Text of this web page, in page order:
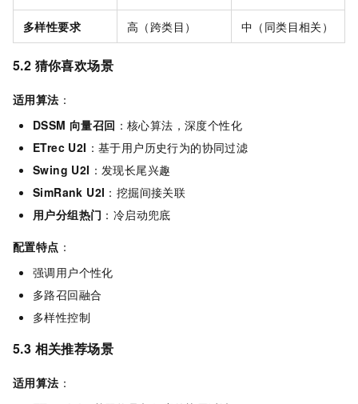
多样性要求 高（跨类目） 中（同类目相关）
5.2 猜你喜欢场景
适用算法 ：
DSSM 向量召回 ：核心算法，深度个性化
ETrec U2I ：基于用户历史行为的协同过滤
Swing U2I ：发现长尾兴趣
SimRank U2I ：挖掘间接关联
用户分组热门 ：冷启动兜底
配置特点 ：
强调用户个性化
多路召回融合
多样性控制
5.3 相关推荐场景
适用算法 ：